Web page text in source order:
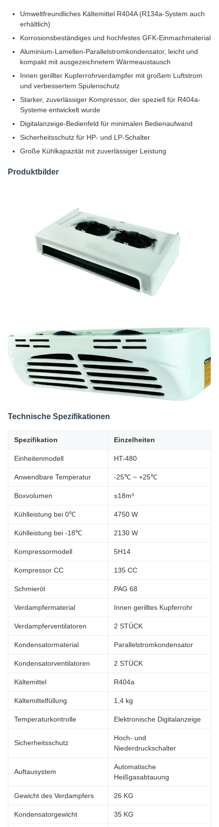
Umweltfreundliches Kältemittel R404A (R134a-System auch
erhältlich)
Korrosionsbeständiges und hochfestes GFK-Einmachmaterial
Aluminium-Lamellen-Parallelstromkondensator, leicht und
kompakt mit ausgezeichnetem Wärmeaustausch
Innen gerillter Kupferrohrverdampfer mit großem Luftstrom
und verbessertem Spulenschutz
Starker, zuverlässiger Kompressor, der speziell für R404a-
Systeme entwickelt wurde
Digitalanzeige-Bedienfeld für minimalen Bedienaufwand
Sicherheitsschutz für HP- und LP-Schalter
Große Kühlkapazität mit zuverlässiger Leistung
Produktbilder
Technische Spezifikationen
Spezifikation Einzelheiten
Einheitenmodell HT-480
Anwendbare Temperatur -25℃ ~ +25℃
Boxvolumen ≤18m³
Kühlleistung bei 0℃ 4750 W
Kühlleistung bei -18℃ 2130 W
Kompressormodell 5H14
Kompressor CC 135 CC
Schmieröl PAG 68
Verdampfermaterial Innen gerilltes Kupferrohr
Verdampferventilatoren 2 STÜCK
Kondensatormaterial Parallelstromkondensator
Kondensatorventilatoren 2 STÜCK
Kältemittel R404a
Kältemittelfüllung 1,4 kg
Temperaturkontrolle Elektronische Digitalanzeige
Sicherheitsschutz
Hoch- und
Niederdruckschalter
Auftausystem
Automatische
Heißgasabtauung
Gewicht des Verdampfers 26 KG
Kondensatorgewicht 35 KG